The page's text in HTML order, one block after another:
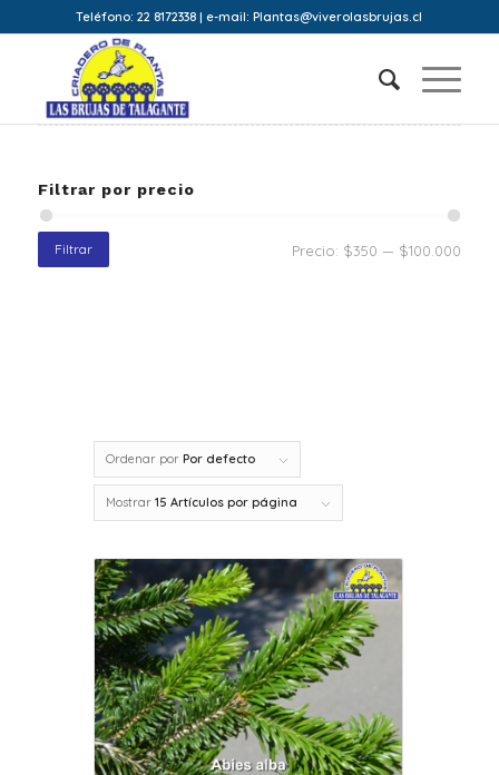
Teléfono: 22 8172338 | e-mail: Plantas@viverolasbrujas.cl
Ordenar por Por defecto
Mostrar 15 Artículos por página
Filtrar por precio
Filtrar Precio: $350 — $100.000